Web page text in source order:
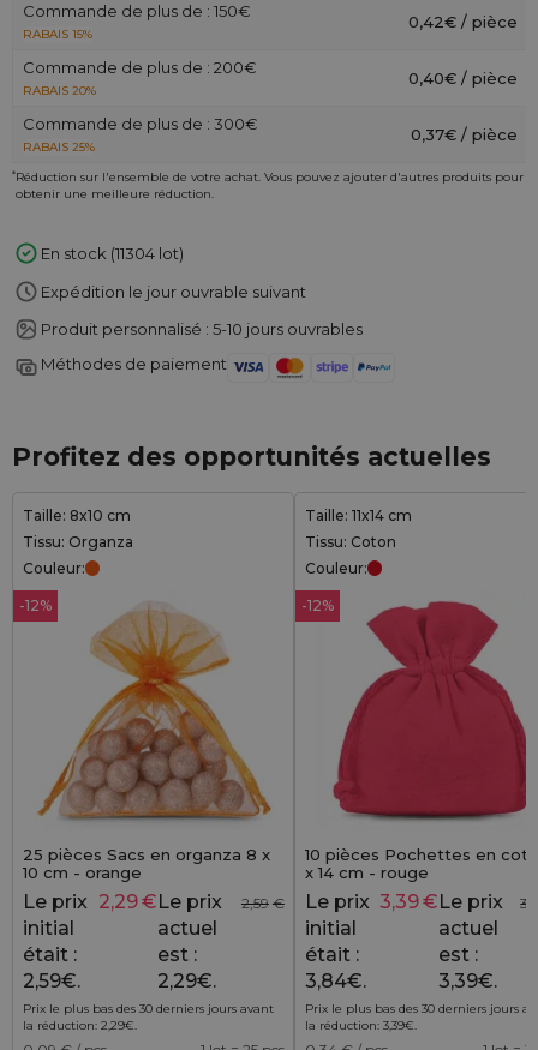
Commande de plus de : 150€
RABAIS 15%
0,42€ / pièce
Commande de plus de : 200€
RABAIS 20%
0,40€ / pièce
Commande de plus de : 300€
RABAIS 25%
0,37€ / pièce
*Réduction sur l'ensemble de votre achat. Vous pouvez ajouter d'autres produits pour
obtenir une meilleure réduction.
En stock (11304 lot)
Expédition le jour ouvrable suivant
Produit personnalisé : 5-10 jours ouvrables
Méthodes de paiement
Profitez des opportunités actuelles
Taille: 8x10 cm
Tissu: Organza
Couleur:
-12%
25 pièces Sacs en organza 8 x
10 cm - orange
2,59 €
Le prix
initial
était :
2,59€.
2,29€Le prix
actuel
est :
2,29€.
Prix le plus bas des 30 derniers jours avant
la réduction: 2,29€.
Taille: 11x14 cm
Tissu: Coton
Couleur:
-12%
10 pièces Pochettes en
x 14 cm - rouge
Le prix
initial
était :
3,84€.
3,39€Le prix
actuel
est :
3,39€.
Prix le plus bas des 30 derniers jours
la réduction: 3,39€.